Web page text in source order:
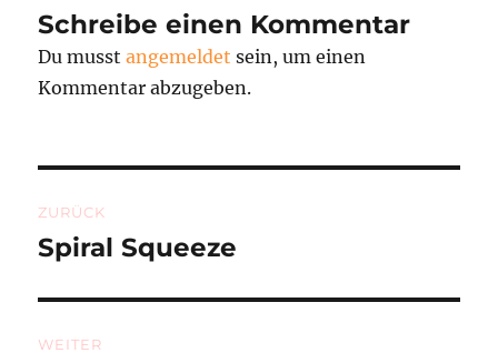
Schreibe einen Kommentar
Du musstangemeldet sein, um einen
Kommentar abzugeben.
ZURÜCK
Vorheriger
Spiral Squeeze
WEITER